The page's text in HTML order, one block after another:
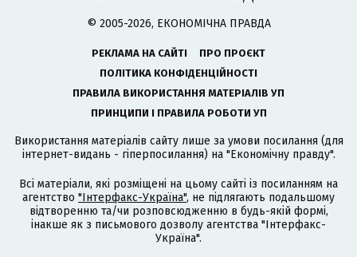
© 2005-2026, ЕКОНОМІЧНА ПРАВДА
РЕКЛАМА НА САЙТІ
ПРО ПРОЄКТ
ПОЛІТИКА КОНФІДЕНЦІЙНОСТІ
ПРАВИЛА ВИКОРИСТАННЯ МАТЕРІАЛІВ УП
ПРИНЦИПИ І ПРАВИЛА РОБОТИ УП
Використання матеріалів сайту лише за умови посилання (для
інтернет-видань - гіперпосилання) на "Економічну правду".
Всі матеріали, які розміщені на цьому сайті із посиланням на
агентство "Інтерфакс-Україна", не підлягають подальшому
відтворенню та/чи розповсюдженню в будь-якій формі,
інакше як з письмового дозволу агентства "Інтерфакс-
Україна".